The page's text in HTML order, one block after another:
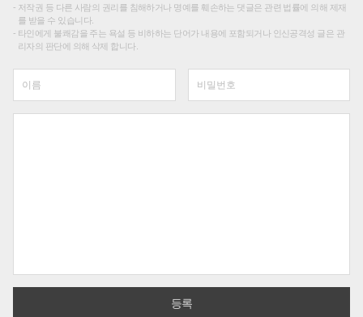
저작권 등 다른 사람의 권리를 침해하거나 명예를 훼손하는 댓글은 관련 법률에 의해 제재
를 받을 수 있습니다.
타인에게 불쾌감을 주는 욕설 등 비하하는 단어가 내용에 포함되거나 인신공격성 글은 관
리자의 판단에 의해 삭제 합니다.